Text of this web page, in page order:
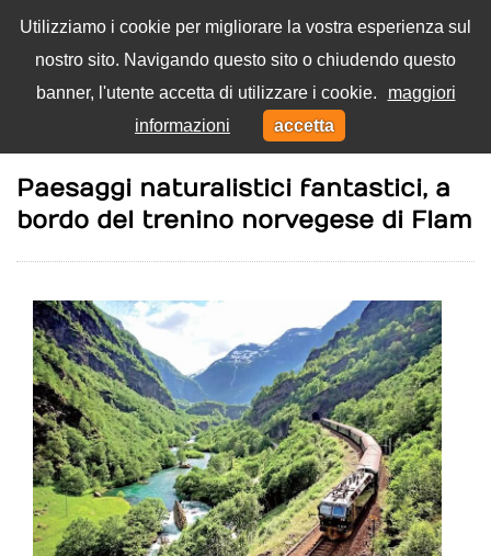
Utilizziamo i cookie per migliorare la vostra esperienza sul
nostro sito. Navigando questo sito o chiudendo questo
banner, l'utente accetta di utilizzare i cookie.
maggiori
informazioni
accetta
Menu
Paesaggi naturalistici fantastici, a
bordo del trenino norvegese di Flam